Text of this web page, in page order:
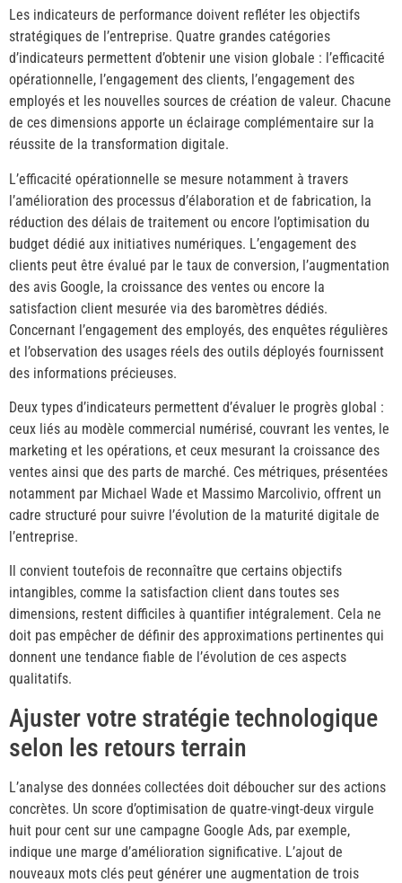
Les indicateurs de performance doivent refléter les objectifs
stratégiques de l’entreprise. Quatre grandes catégories
d’indicateurs permettent d’obtenir une vision globale : l’efficacité
opérationnelle, l’engagement des clients, l’engagement des
employés et les nouvelles sources de création de valeur. Chacune
de ces dimensions apporte un éclairage complémentaire sur la
réussite de la transformation digitale.
L’efficacité opérationnelle se mesure notamment à travers
l’amélioration des processus d’élaboration et de fabrication, la
réduction des délais de traitement ou encore l’optimisation du
budget dédié aux initiatives numériques. L’engagement des
clients peut être évalué par le taux de conversion, l’augmentation
des avis Google, la croissance des ventes ou encore la
satisfaction client mesurée via des baromètres dédiés.
Concernant l’engagement des employés, des enquêtes régulières
et l’observation des usages réels des outils déployés fournissent
des informations précieuses.
Deux types d’indicateurs permettent d’évaluer le progrès global :
ceux liés au modèle commercial numérisé, couvrant les ventes, le
marketing et les opérations, et ceux mesurant la croissance des
ventes ainsi que des parts de marché. Ces métriques, présentées
notamment par Michael Wade et Massimo Marcolivio, offrent un
cadre structuré pour suivre l’évolution de la maturité digitale de
l’entreprise.
Il convient toutefois de reconnaître que certains objectifs
intangibles, comme la satisfaction client dans toutes ses
dimensions, restent difficiles à quantifier intégralement. Cela ne
doit pas empêcher de définir des approximations pertinentes qui
donnent une tendance fiable de l’évolution de ces aspects
qualitatifs.
Ajuster votre stratégie technologique
selon les retours terrain
L’analyse des données collectées doit déboucher sur des actions
concrètes. Un score d’optimisation de quatre-vingt-deux virgule
huit pour cent sur une campagne Google Ads, par exemple,
indique une marge d’amélioration significative. L’ajout de
nouveaux mots clés peut générer une augmentation de trois